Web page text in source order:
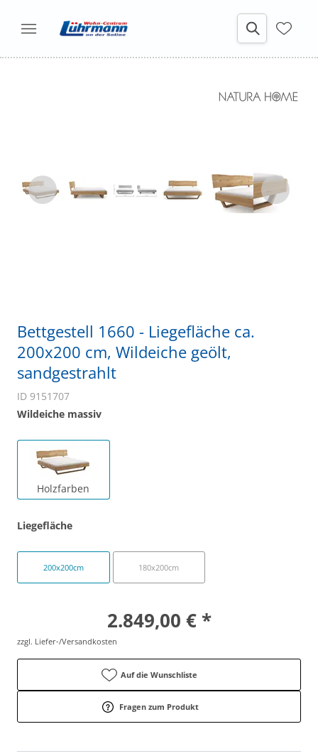
Bettgestell 1660 - Liegefläche ca.
200x200 cm, Wildeiche geölt,
sandgestrahlt
ID 9151707
Wildeiche massiv
Holzfarben
Liegefläche
200x200cm 180x200cm
2.849,00 € *
zzgl. Liefer-/Versandkosten
Auf die Wunschliste
Fragen zum Produkt